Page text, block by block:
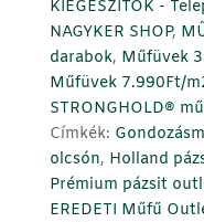
es
darabtól
egészen
98m2-
ig!
mennyiség
KIEGÉSZÍTŐK -
NAGYKER SHOP,
darabok, Műfüvek
Műfüvek 7.990Ft/
STRONGHOLD®
Címkék:
olcsón, Holland
Prémium pázsit
EREDETI Műfű